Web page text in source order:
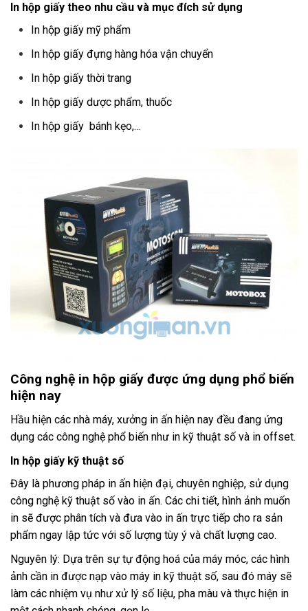
In hộp giấy theo nhu cầu và mục đích sử dụng
In hộp giấy mỹ phẩm
In hộp giấy đựng hàng hóa vận chuyển
In hộp giấy thời trang
In hộp giấy dược phẩm, thuốc
In hộp giấy bánh kẹo,…
Công nghệ in hộp giấy được ứng dụng phổ biến
hiện nay
Hầu hiện các nhà máy, xưởng in ấn hiện nay đều đang ứng
dụng các công nghệ phổ biến như in kỹ thuật số và in offset.
In hộp giấy kỹ thuật số
Đây là phương pháp in ấn hiện đại, chuyên nghiệp, sử dụng
công nghệ kỹ thuật số vào in ấn. Các chi tiết, hình ảnh muốn
in sẽ được phân tích và đưa vào in ấn trực tiếp cho ra sản
phẩm ngay lập tức với số lượng tùy ý và chất lượng cao.
Nguyên lý: Dựa trên sự tự động hoá của máy móc, các hình
ảnh cần in được nạp vào máy in kỹ thuật số, sau đó máy sẽ
làm các nhiệm vụ như xử lý số liệu, pha màu và thực hiện in